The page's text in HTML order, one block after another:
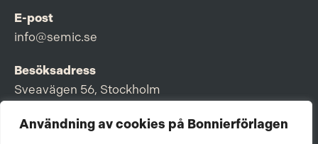
Användning av cookies på Bonnierförlagen
E-post
info@semic.se
Besöksadress
Sveavägen 56, Stockholm
Postadress